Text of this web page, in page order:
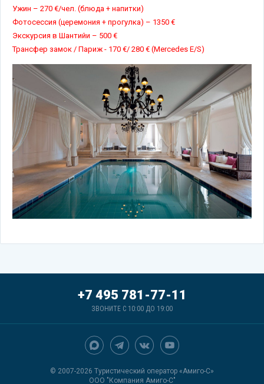
Ужин – 270 €/чел. (блюда + напитки)
Фотосессия (церемония + прогулка) – 1350 €
Экскурсия в Шантийи – 500 €
Трансфер замок / Париж - 170 €/ 280 € (Mercedes E/S)
© 2007-2026 Туристический оператор «Амиго-С»
ООО "Компания Амиго-С"
+7 495 781-77-11
ЗВОНИТЕ С 10:00 ДО 19:00